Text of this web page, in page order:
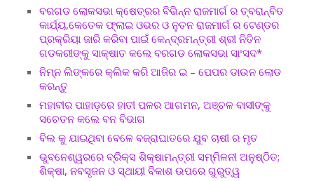
ବରଗଡ ଲୋକସଭା କ୍ଷେତ୍ରର ବିଭିନ୍ନ ରାଜମାର୍ଗ ର ତ୍ବରାନ୍ବିତ
କାର୍ଯ୍ୟ,କେତେକ ଫ୍ଲାଇ ଓଭର ଓ ନୁତନ ରାଜମାର୍ଗ ର ଟେଣ୍ଡର
ପ୍ରକ୍ରିୟା ଜାରି କରିବା ପାଇଁ କେନ୍ଦ୍ରମନ୍ତ୍ରୀ ଶ୍ରୀ ନିତିନ
ଗଡକରୀଙ୍କୁ ସାକ୍ଷାତ କଲେ ବରଗଡ ଲୋକସଭା ସାଂସଦ*
ନିମ୍ନ ଲିଙ୍କରେ କ୍ଲିକ କରି ଆଜିର ଇ – ପେପର ଡାଉନ ଲୋଡ
କରନ୍ତୁ
ମହାବୀର ପାହାଡ଼ରେ ହାତୀ ପଳର ଆଗମନ, ଅଞ୍ଚଳ ବାସୀଙ୍କୁ
ସଚେତନ କଲେ ବନ ବିଭାଗ
ବିଲ କୁ ଯାଇଥିବା ବେଳେ ବଜ୍ରାଘାତରେ ଯୁବ ଚାଷୀ ର ମୃତ
ଭୁବନେଶ୍ୱରରେ ବ୍ରିକ୍ସ ଶିକ୍ଷାମନ୍ତ୍ରୀ ସମ୍ମିଳନୀ ଅନୁଷ୍ଠିତ;
ଶିକ୍ଷା, ନବସୃଜନ ଓ ସ୍ଥାୟୀ ବିକାଶ ଉପରେ ଗୁରୁତ୍ୱ